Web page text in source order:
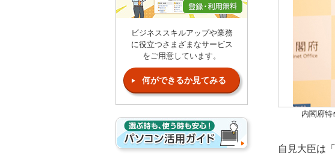
内閣府特
自見大臣は
ビジネススキルアップや業務
に役立つさまざまなサービス
をご用意しています。
何ができるか見てみる